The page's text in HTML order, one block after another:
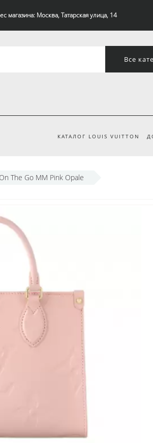
магазина: Москва, Татарская улица, 14
Все
КАТАЛОГ LOUIS VUITTON
The Go MM Pink Opale